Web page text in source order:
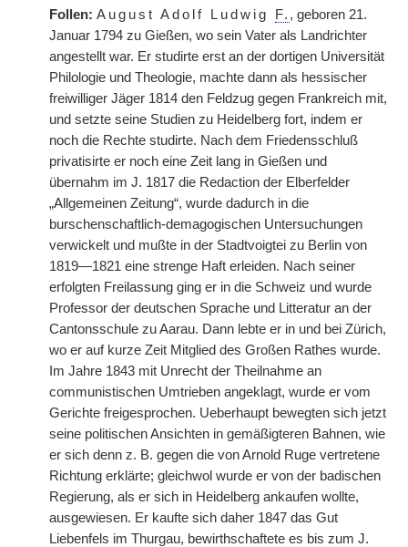
Follen: August Adolf Ludwig F. , geboren 21.
Januar 1794 zu Gießen, wo sein Vater als Landrichter
angestellt war. Er studirte erst an der dortigen Universität
Philologie und Theologie, machte dann als hessischer
freiwilliger Jäger 1814 den Feldzug gegen Frankreich mit,
und setzte seine Studien zu Heidelberg fort, indem er
noch die Rechte studirte. Nach dem Friedensschluß
privatisirte er noch eine Zeit lang in Gießen und
übernahm im J. 1817 die Redaction der Elberfelder
„Allgemeinen Zeitung“, wurde dadurch in die
burschenschaftlich-demagogischen Untersuchungen
verwickelt und mußte in der Stadtvoigtei zu Berlin von
1819—1821 eine strenge Haft erleiden. Nach seiner
erfolgten Freilassung ging er in die Schweiz und wurde
Professor der deutschen Sprache und Litteratur an der
Cantonsschule zu Aarau. Dann lebte er in und bei Zürich,
wo er auf kurze Zeit Mitglied des Großen Rathes wurde.
Im Jahre 1843 mit Unrecht der Theilnahme an
communistischen Umtrieben angeklagt, wurde er vom
Gerichte freigesprochen. Ueberhaupt bewegten sich jetzt
seine politischen Ansichten in gemäßigteren Bahnen, wie
er sich denn z. B. gegen die von Arnold Ruge vertretene
Richtung erklärte; gleichwol wurde er von der badischen
Regierung, als er sich in Heidelberg ankaufen wollte,
ausgewiesen. Er kaufte sich daher 1847 das Gut
Liebenfels im Thurgau, bewirthschaftete es bis zum J.